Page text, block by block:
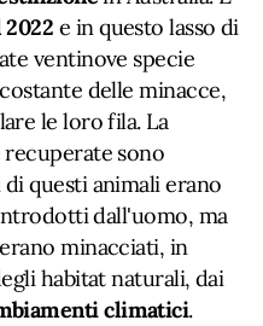
2022 e in questo lasso di
ventinove specie
delle minacce,
le loro fila. La
sono
questi animali erano
dall'uomo, ma
minacciati, in
habitat naturali, dai
climatici.